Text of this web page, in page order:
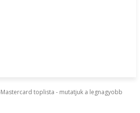
Mastercard toplista - mutatjuk a legnagyobb